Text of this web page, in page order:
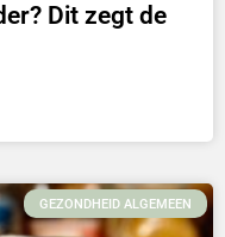
Dit zegt de
GEZONDHEID ALGEMEEN